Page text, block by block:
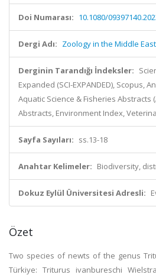
Doi Numarası: 10.1080/
Dergi Adı: Zoology in the Middle East
Derginin Tarandığı İndeksler:
Expanded (SCI-EXPANDED), Scopus,
Aquatic Science & Fisheries Abstracts
Abstracts, Environment Index,
Sayfa Sayıları: ss.13-18
Anahtar Kelimeler: Biodiversity,
Dokuz Eylül Üniversitesi Adresli:
Özet
Two species of newts of the genus
Türkiye: Triturus ivanbureschi